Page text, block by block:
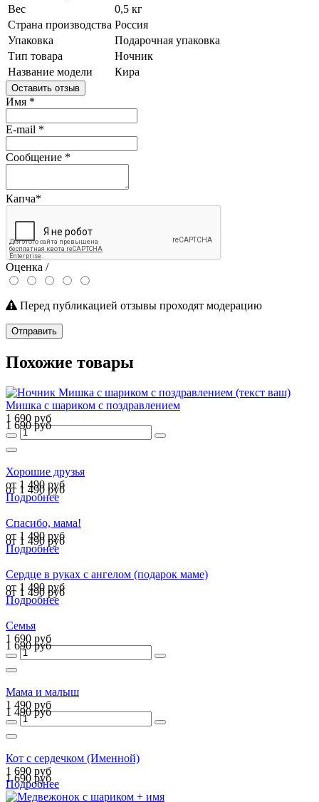
Вес
0,5 кг
Страна производства Россия
Упаковка
Подарочная упаковка
Тип товара
Ночник
Название модели
Кира
Оставить отзыв
Имя *
E-mail *
Сообщение *
Капча*
Оценка /
Перед публикацией отзывы проходят модерацию
Отправить
Похожие товары
Мишка с шариком с поздравлением
1 690 руб
1 690 руб
Хорошие друзья
от 1 490 руб
от 1 490 руб
Подробнее
Спасибо, мама!
от 1 490 руб
от 1 490 руб
Подробнее
Сердце в руках с ангелом (подарок маме)
от 1 490 руб
от 1 490 руб
Подробнее
Семья
1 690 руб
1 690 руб
Мама и малыш
1 490 руб
1 490 руб
Кот с сердечком (Именной)
1 690 руб
1 690 руб
Подробнее